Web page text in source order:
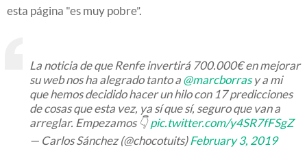
esta página "es muy pobre”.
La noticia de que Renfe invertirá 700.000€ en mejorar
su web nos ha alegrado tanto a @marcborrasy a mi
que hemos decidido hacer un hilo con 17 predicciones
de cosas que esta vez, ya sí que sí, seguro que van a
arreglar. Empezamos 👇pic.twitter.com/y4SR7fFSgZ
— Carlos Sánchez (@chocotuits) February 3, 2019